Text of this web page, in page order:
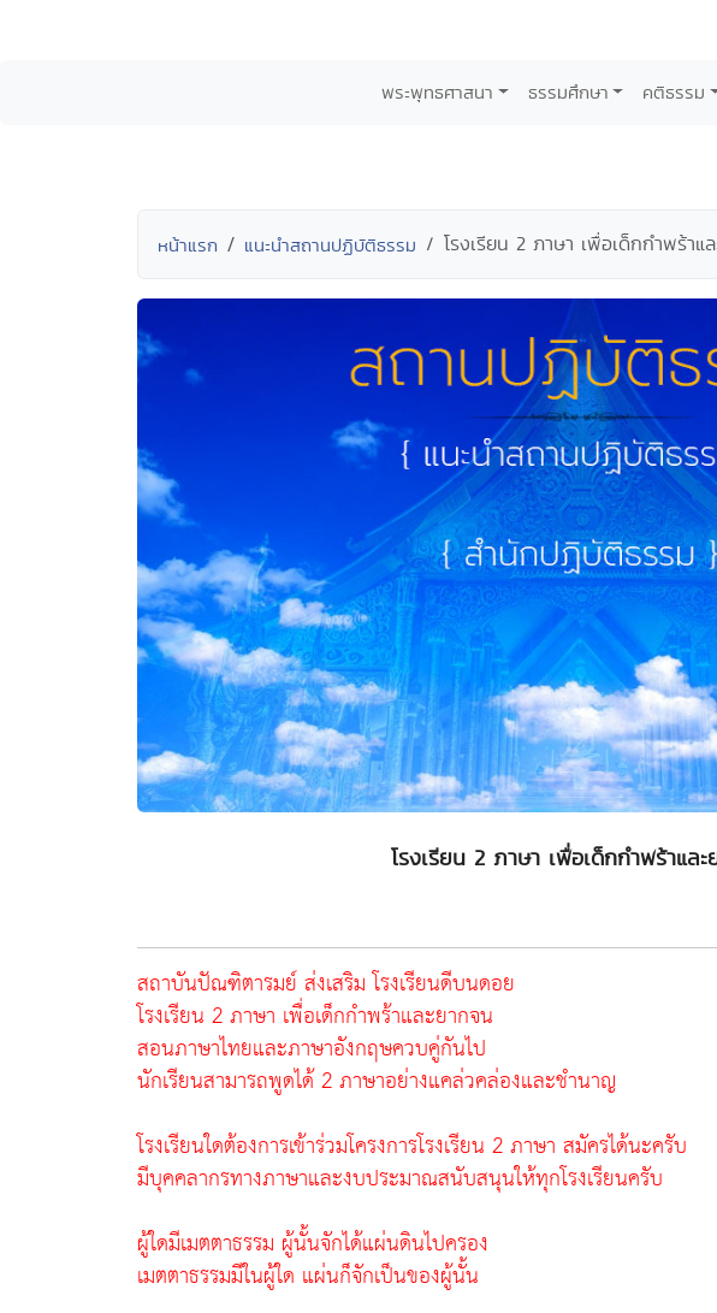
พระพุทธศาสนา ธรรมศึกษา คติธรรม
หน้าแรก แนะนำสถานปฏิบัติธรรม โรงเรียน 2 ภาษา เพื่อเด็กกำพร้าแ
โรงเรียน 2 ภาษา เพื่อเด็กกำพร้าและ
สถาบันปัณฑิตารมย์ ส่งเสริม โรงเรียนดีบนดอย
โรงเรียน 2 ภาษา เพื่อเด็กกำพร้าและยากจน
สอนภาษาไทยและภาษาอังกฤษควบคู่กันไป
นักเรียนสามารถพูดได้ 2 ภาษาอย่างแคล่วคล่องและชำนาญ
โรงเรียนใดต้องการเข้าร่วมโครงการโรงเรียน 2 ภาษา สมัครได้นะครับ
มีบุคคลากรทางภาษาและงบประมาณสนับสนุนให้ทุกโรงเรียนครับ
ผู้ใดมีเมตตาธรรม ผู้นั้นจักได้แผ่นดินไปครอง
เมตตาธรรมมีในผู้ใด แผ่นก็จักเป็นของผู้นั้น